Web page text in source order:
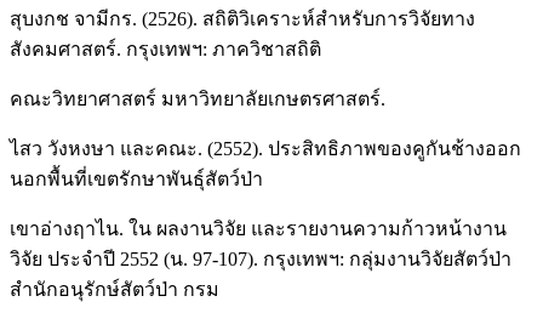
สุบงกช จามีกร. (2526). สถิติวิเคราะห์สำหรับการวิจัยทาง
สังคมศาสตร์. กรุงเทพฯ: ภาควิชาสถิติ
คณะวิทยาศาสตร์ มหาวิทยาลัยเกษตรศาสตร์.
ไสว วังหงษา และคณะ. (2552). ประสิทธิภาพของคูกันช้างออก
นอกพื้นที่เขตรักษาพันธุ์สัตว์ป่า
เขาอ่างฤาไน. ใน ผลงานวิจัย และรายงานความก้าวหน้างาน
วิจัย ประจำปี 2552 (น. 97-107). กรุงเทพฯ: กลุ่มงานวิจัยสัตว์ป่า
สำนักอนุรักษ์สัตว์ป่า กรม